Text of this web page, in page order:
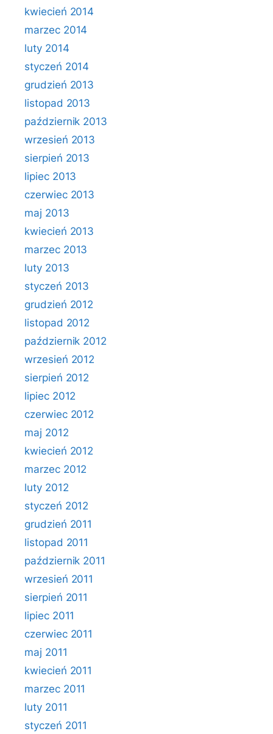
kwiecień 2014
marzec 2014
luty 2014
styczeń 2014
grudzień 2013
listopad 2013
październik 2013
wrzesień 2013
sierpień 2013
lipiec 2013
czerwiec 2013
maj 2013
kwiecień 2013
marzec 2013
luty 2013
styczeń 2013
grudzień 2012
listopad 2012
październik 2012
wrzesień 2012
sierpień 2012
lipiec 2012
czerwiec 2012
maj 2012
kwiecień 2012
marzec 2012
luty 2012
styczeń 2012
grudzień 2011
listopad 2011
październik 2011
wrzesień 2011
sierpień 2011
lipiec 2011
czerwiec 2011
maj 2011
kwiecień 2011
marzec 2011
luty 2011
styczeń 2011